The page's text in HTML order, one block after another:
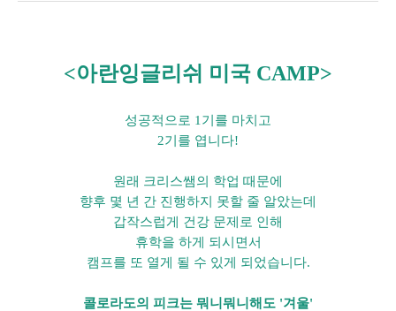
<아란잉글리쉬 미국 CAMP>
성공적으로 1기를 마치고
2기를 엽니다!
원래 크리스쌤의 학업 때문에
향후 몇 년 간 진행하지 못할 줄 알았는데
갑작스럽게 건강 문제로 인해
휴학을 하게 되시면서
캠프를 또 열게 될 수 있게 되었습니다.
콜로라도의 피크는 뭐니뭐니해도 '겨울'